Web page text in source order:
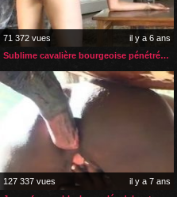
71 372 vues
il y a 6 ans
Sublime cavalière bourgeoise pénétrée par son étalon
127 337 vues
il y a 7 ans